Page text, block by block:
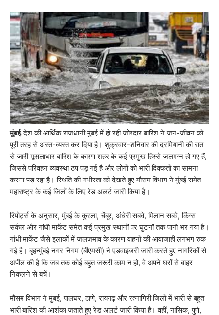
मुंबई.देश की आर्थिक राजधानी मुंबई में हो रही जोरदार बारिश ने जन-जीवन को
पूरी तरह से अस्त-व्यस्त कर दिया है। शुक्रवार-शनिवार की दरमियानी की रात
से जारी मूसलाधार बारिश के कारण शहर के कई प्रमुख हिस्से जलमग्न हो गए हैं,
जिससे परिवहन व्यवस्था ठप पड़ गई है और लोगों को भारी दिक्कतों का सामना
करना पड़ रहा है। स्थिति की गंभीरता को देखते हुए मौसम विभाग ने मुंबई समेत
महाराष्ट्र के कई जिलों के लिए रेड अलर्ट जारी किया है।
रिपोर्ट्स के अनुसार, मुंबई के कुरला, चेंबूर, अंधेरी सबवे, मिलान सबवे, किंग्स
सर्कल और गांधी मार्केट समेत कई प्रमुख स्थानों पर घुटनों तक पानी भर गया है।
गांधी मार्केट जैसे इलाकों में जलजमाव के कारण वाहनों की आवाजाही लगभग रुक
गई है। बृहन्मुंबई नगर निगम (बीएमसी) ने एडवाइजरी जारी करते हुए नागरिकों से
अपील की है कि जब तक कोई बहुत जरूरी काम न हो, वे अपने घरों से बाहर
निकलने से बचें।
मौसम विभाग ने मुंबई, पालघर, ठाणे, रायगढ़ और रत्नागिरी जिलों में भारी से बहुत
भारी बारिश की आशंका जताते हुए रेड अलर्ट जारी किया है। वहीं, नासिक, पुणे,